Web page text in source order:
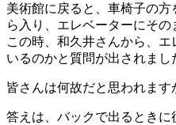
美術館に戻ると、車椅子の
ら入り、エレベーターにその
この時、和久井さんから、
いるのかと質問が出されまし
皆さんは何故だと思われます
答えは、バックで出るとき